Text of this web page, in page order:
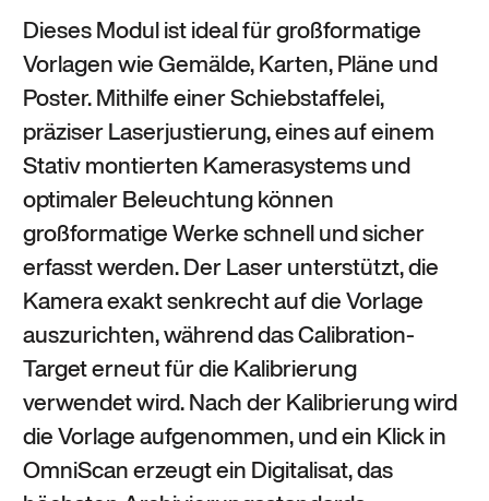
Dieses Modul ist ideal für großformatige
Vorlagen wie Gemälde, Karten, Pläne und
Poster. Mithilfe einer Schiebstaffelei,
präziser Laserjustierung, eines auf einem
Stativ montierten Kamerasystems und
optimaler Beleuchtung können
großformatige Werke schnell und sicher
erfasst werden. Der Laser unterstützt, die
Kamera exakt senkrecht auf die Vorlage
auszurichten, während das Calibration-
Target erneut für die Kalibrierung
verwendet wird. Nach der Kalibrierung wird
die Vorlage aufgenommen, und ein Klick in
OmniScan erzeugt ein Digitalisat, das